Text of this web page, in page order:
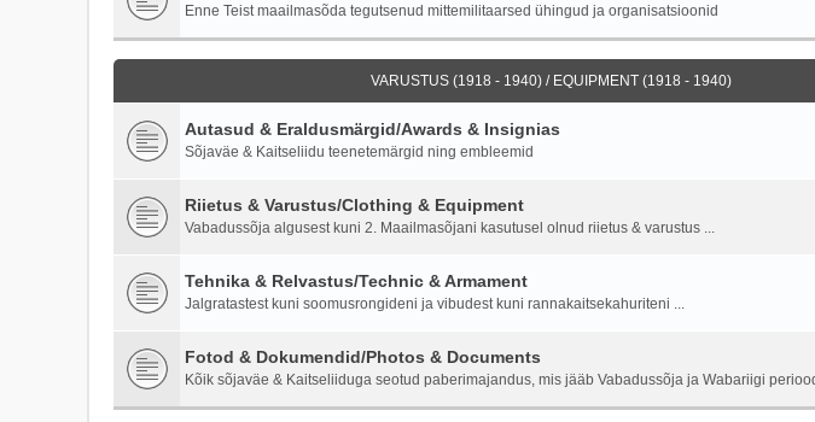
Enne Teist maailmasõda tegutsenud mittemilitaarsed ühingud ja organisatsioonid
VARUSTUS (1918 - 1940) / EQUIPMENT (1918 - 1940)
Autasud & Eraldusmärgid/Awards & Insignias
Sõjaväe & Kaitseliidu teenetemärgid ning embleemid
Riietus & Varustus/Clothing & Equipment
Vabadussõja algusest kuni 2. Maailmasõjani kasutusel olnud riietus & varustus ...
Tehnika & Relvastus/Technic & Armament
Jalgratastest kuni soomusrongideni ja vibudest kuni rannakaitsekahuriteni ...
Fotod & Dokumendid/Photos & Documents
Kõik sõjaväe & Kaitseliiduga seotud paberimajandus, mis jääb Vabadussõja ja Wabariigi